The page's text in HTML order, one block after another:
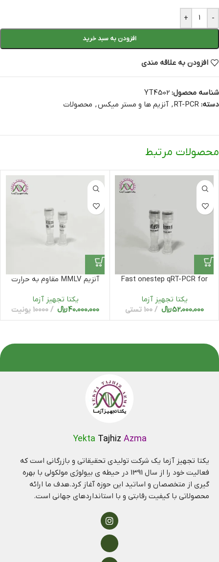
-
+
افزودن به سبد خرید
افزودن به علاقه مندی
شناسه محصول: YT4502
دسته: RT-PCR
, آنزیم ها و مستر میکس, محصولات
محصولات مرتبط
Fast onestep qRT-PCR for
یکتا تجهیز آزما
52،000،000﷼ 100 تستی
آنزیم MMLV مقاوم به حرارت
یکتا تجهیز آزما
40،000،000﷼ 10000 یونیت
Yekta Tajhiz Azma
یکتا تجهیز آزما یک شرکت تولیدی تحقیقاتی و بازرگانی است که
فعالیت خود را از سال 1391 در حیطه ی بیولوژی مولکولی با بهره
گیری از متخصصان و اساتید این حوزه آغاز کرد.هدف ما ارائه
محصولاتی با کیفیت رقابتی و با استانداردهای جهانی است.